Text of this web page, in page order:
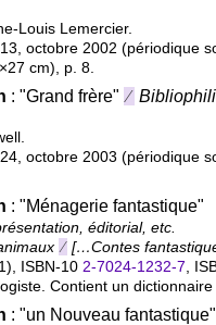
Louis Lemercier.
octobre 2002 (périodique
cm), p. 8.
: "Grand frère" ⁄
octobre 2003 (périodique
: "Ménagerie fantastique"
éditorial, etc.
⁄ […Contes
ISBN-10 2-7024-1232-7
Contient un
: "un Nouveau fantastique"